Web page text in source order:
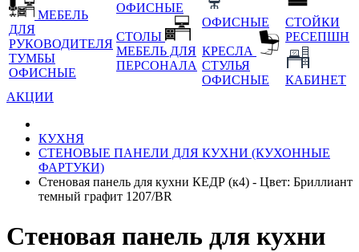
МЕБЕЛЬ
ДЛЯ
РУКОВОДИТЕЛЯ
ТУМБЫ
ОФИСНЫЕ
ОФИСНЫЕ
СТОЛЫ
МЕБЕЛЬ ДЛЯ
ПЕРСОНАЛА
ОФИСНЫЕ
КРЕСЛА
СТУЛЬЯ
ОФИСНЫЕ
СТОЙКИ
РЕСЕПШН
КАБИНЕТ
АКЦИИ
КУХНЯ
СТЕНОВЫЕ ПАНЕЛИ ДЛЯ КУХНИ (КУХОННЫЕ
ФАРТУКИ)
Стеновая панель для кухни КЕДР (к4) - Цвет: Бриллиант
темный графит 1207/BR
Стеновая панель для кухни